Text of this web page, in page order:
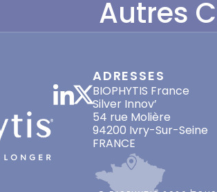
Autres
ADRESSES
BIOPHYTIS France
Silver Innov’
54 rue Molière
94200 Ivry-Sur-Seine
FRANCE